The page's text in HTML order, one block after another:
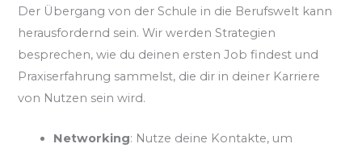
Der Übergang von der Schule in die Berufswelt kann
herausfordernd sein. Wir werden Strategien
besprechen, wie du deinen ersten Job findest und
Praxiserfahrung sammelst, die dir in deiner Karriere
von Nutzen sein wird.
Networking: Nutze deine Kontakte, um